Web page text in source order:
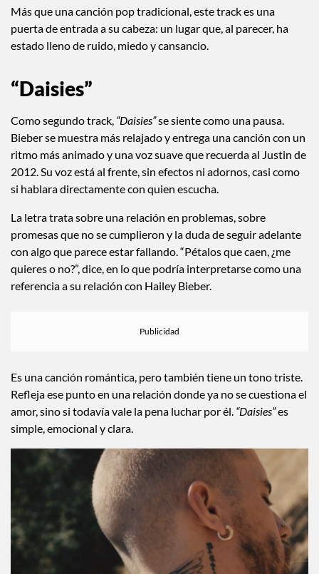
Más que una canción pop tradicional, este track es una
puerta de entrada a su cabeza: un lugar que, al parecer, ha
estado lleno de ruido, miedo y cansancio.
“Daisies”
Como segundo track, “Daisies”se siente como una pausa.
Bieber se muestra más relajado y entrega una canción con un
ritmo más animado y una voz suave que recuerda al Justin de
2012. Su voz está al frente, sin efectos ni adornos, casi como
si hablara directamente con quien escucha.
La letra trata sobre una relación en problemas, sobre
promesas que no se cumplieron y la duda de seguir adelante
con algo que parece estar fallando. “Pétalos que caen, ¿me
quieres o no?”, dice, en lo que podría interpretarse como una
referencia a su relación con Hailey Bieber.
Es una canción romántica, pero también tiene un tono triste.
Refleja ese punto en una relación donde ya no se cuestiona el
amor, sino si todavía vale la pena luchar por él. “Daisies”es
simple, emocional y clara.